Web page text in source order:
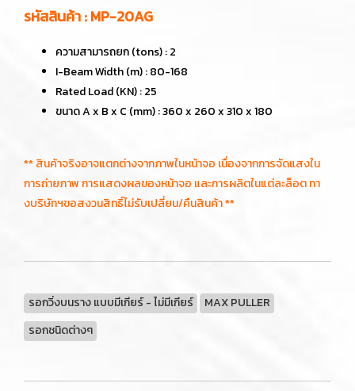
รหัสสินค้า : MP-20AG
ความสามารถยก (tons) : 2
I-Beam Width (m) : 80-168
Rated Load (KN) : 25
ขนาด A x B x C (mm) : 360 x 260 x 310 x 180
** สินค้าจริงอาจแตกต่างจากภาพในหน้าจอ เนื่องจากการจัดแสงใน
การถ่ายภาพ การแสดงผลของหน้าจอ และการผลิตในแต่ละล็อต ทา
งบริษัทฯขอสงวนสิทธิ์ไม่รับเปลี่ยน/คืนสินค้า **
รอกวิ่งบนราง แบบมีเกียร์ - ไม่มีเกียร์
MAX PULLER
รอกชนิดต่างๆ